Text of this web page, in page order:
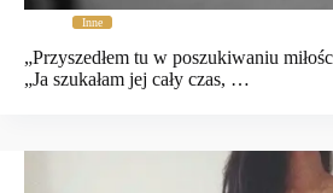
Inne
„Przyszedłem tu w poszukiwaniu
„Ja szukałam jej cały czas, …